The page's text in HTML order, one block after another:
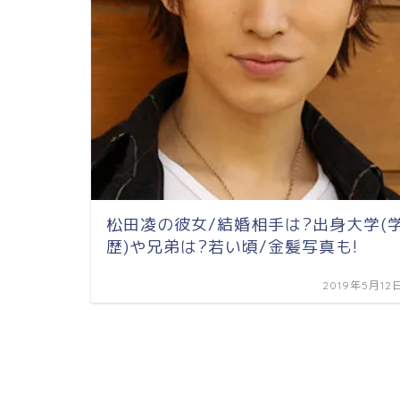
松田凌の彼女/結婚相手は?出身大学(
歴)や兄弟は?若い頃/金髪写真も!
2019年5月12